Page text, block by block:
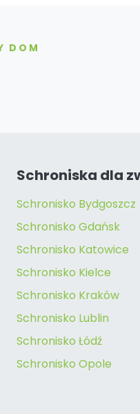
DOM
Schroniska dla
Schronisko Bydgoszcz
Schronisko Gdańsk
Schronisko Katowice
Schronisko Kielce
Schronisko Kraków
Schronisko Lublin
Schronisko Łódź
Schronisko Opole